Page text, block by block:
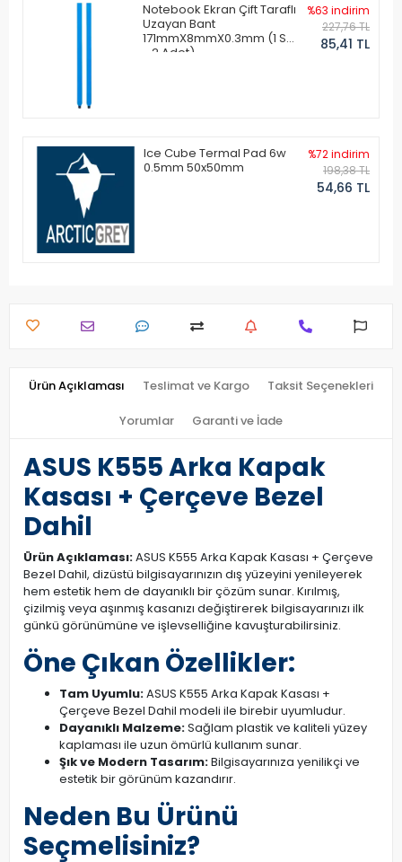
Notebook Ekran Çift Taraflı
Uzayan Bant
171mmX8mmX0.3mm (1 Set
- 2 Adet)
%63 indirim
227,76 TL
85,41 TL
Ice Cube Termal Pad 6w
0.5mm 50x50mm
%72 indirim
198,38 TL
54,66 TL
Ürün Açıklaması Teslimat ve Kargo Taksit Seçenekleri
Yorumlar Garanti ve İade
ASUS K555 Arka Kapak
Kasası + Çerçeve Bezel
Dahil
Ürün Açıklaması:ASUS K555 Arka Kapak Kasası + Çerçeve
Bezel Dahil, dizüstü bilgisayarınızın dış yüzeyini yenileyerek
hem estetik hem de dayanıklı bir çözüm sunar. Kırılmış,
çizilmiş veya aşınmış kasanızı değiştirerek bilgisayarınızı ilk
günkü görünümüne ve işlevselliğine kavuşturabilirsiniz.
Öne Çıkan Özellikler:
Tam Uyumlu:ASUS K555 Arka Kapak Kasası +
Çerçeve Bezel Dahil modeli ile birebir uyumludur.
Dayanıklı Malzeme:Sağlam plastik ve kaliteli yüzey
kaplaması ile uzun ömürlü kullanım sunar.
Şık ve Modern Tasarım:Bilgisayarınıza yenilikçi ve
estetik bir görünüm kazandırır.
Neden Bu Ürünü
Seçmelisiniz?